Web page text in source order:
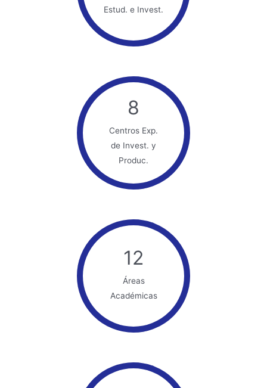
Estud. e Invest.
8
Centros Exp.
de Invest. y
Produc.
12
Áreas
Académicas